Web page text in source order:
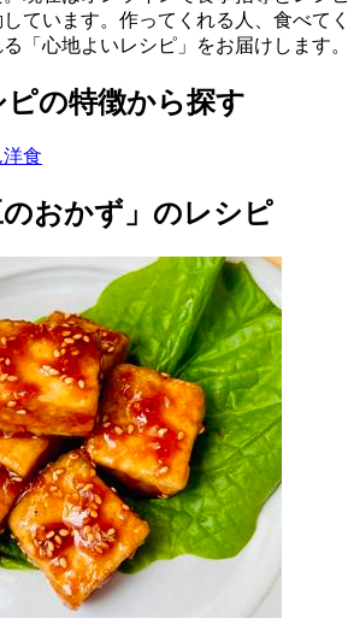
ています。作ってくれる人、食べてく
「心地よいレシピ」をお届けします。
ピの特徴から探す
洋食
のおかず」のレシピ